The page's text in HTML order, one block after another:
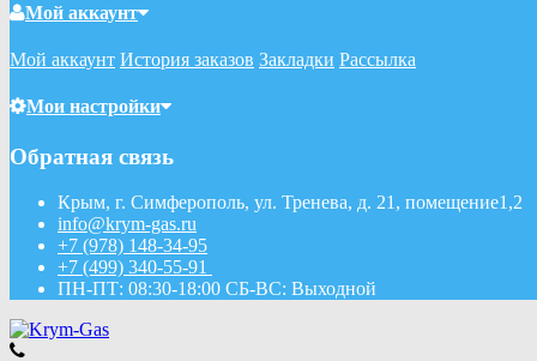
Мой аккаунт
Мой аккаунт История заказов Закладки Рассылка
Мои настройки
Обратная связь
Крым, г. Симферополь, ул. Тренева, д. 21, помещение1,2
info@krym-gas.ru
+7 (978) 148-34-95
+7 (499) 340-55-91 ​
ПН-ПТ: 08:30-18:00 СБ-ВС: Выходной